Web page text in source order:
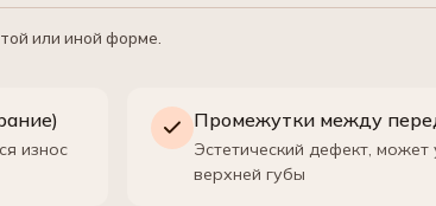
или иной форме.
износ
Промежутки между
Эстетический дефект,
верхней губы